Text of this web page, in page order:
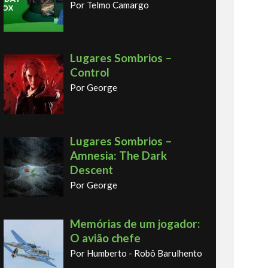
Por Telmo Camargo
Lugares Sombrios –
Control
Por George
Lugares Sombrios –
Amnesia: The Dark
Descent
Por George
Memórias de um jogador:
O avião chefe
Por Humberto - Robô Barulhento